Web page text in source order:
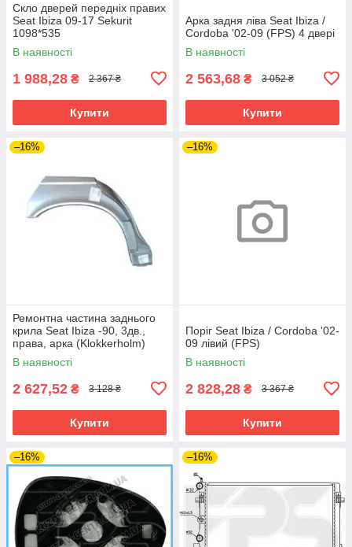
Скло дверей передніх правих
Seat Ibiza 09-17 Sekurit
1098*535
В наявності
1 988,28 ₴ 2 367 ₴
Купити
Арка задня ліва Seat Ibiza /
Cordoba '02-09 (FPS) 4 двері
В наявності
2 563,68 ₴ 3 052 ₴
Купити
–16%
Ремонтна частина заднього
крила Seat Ibiza -90, 3дв.,
права, арка (Klokkerholm)
В наявності
2 627,52 ₴ 3 128 ₴
Купити
–16%
Поріг Seat Ibiza / Cordoba '02-
09 лівий (FPS)
В наявності
2 828,28 ₴ 3 367 ₴
Купити
–16% –16%